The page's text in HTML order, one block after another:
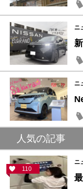
ニ
ニ
人気の記事
110
ニ